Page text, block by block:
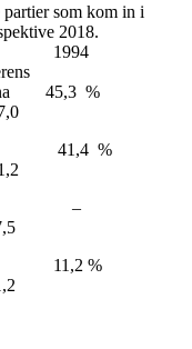
som kom in i
2018.
1994
45,3 %
41,4 %
–
11,2 %